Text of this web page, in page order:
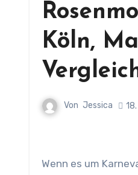
Köln,
Von Jessica
Wenn es um